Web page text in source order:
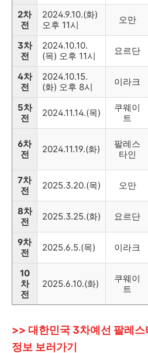
2차
전
2024.9.10.(화)
오후 11시
오만
3차
전
2024.10.10.
(목) 오후 11시
요르단
4차
전
2024.10.15.
(화) 오후 8시
이라크
5차
전
2024.11.14.(목)
쿠웨이
트
6차
전
2024.11.19.(화)
팔레스
타인
7차
전
2025.3.20.(목) 오만
8차
전
2025.3.25.(화) 요르단
9차
전
2025.6.5.(목) 이라크
10
차
전
2025.6.10.(화)
쿠웨이
트
>> 대한민국 3차예선 팔레스
정보 보러가기